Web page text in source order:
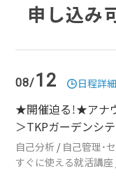
申し込み
08/12 日程詳細
★開催迫る！★アナ
＞TKPガーデンシ
自己分析 / 自己管理・
すぐに使える就活講座